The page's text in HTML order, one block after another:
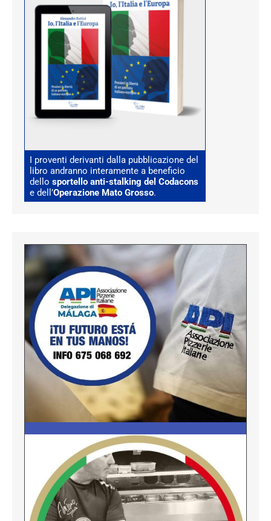
I proventi derivanti dalla pubblicazione del
libro andranno interamente a beneficio
dello sportello anti-stalking del Codacons
e dell’Operazione Mato Grosso.